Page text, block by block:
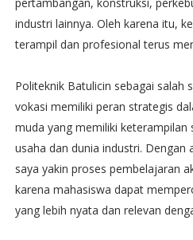
industri lainnya. Oleh karena itu,
terampil dan profesional terus
Politeknik Batulicin sebagai salah
vokasi memiliki peran strategis
muda yang memiliki keterampilan
usaha dan dunia industri. Dengan
saya yakin proses pembelajaran
karena mahasiswa dapat
yang lebih nyata dan relevan